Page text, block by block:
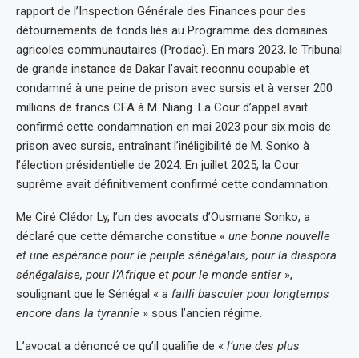
rapport de l’Inspection Générale des Finances pour des
détournements de fonds liés au Programme des domaines
agricoles communautaires (Prodac). En mars 2023, le Tribunal
de grande instance de Dakar l’avait reconnu coupable et
condamné à une peine de prison avec sursis et à verser 200
millions de francs CFA à M. Niang. La Cour d’appel avait
confirmé cette condamnation en mai 2023 pour six mois de
prison avec sursis, entraînant l’inéligibilité de M. Sonko à
l’élection présidentielle de 2024. En juillet 2025, la Cour
suprême avait définitivement confirmé cette condamnation.
Me Ciré Clédor Ly, l’un des avocats d’Ousmane Sonko, a
déclaré que cette démarche constitue « une bonne nouvelle
et une espérance pour le peuple sénégalais, pour la diaspora
sénégalaise, pour l’Afrique et pour le monde entier»,
soulignant que le Sénégal « a failli basculer pour longtemps
encore dans la tyrannie » sous l’ancien régime.
L’avocat a dénoncé ce qu’il qualifie de « l’une des plus